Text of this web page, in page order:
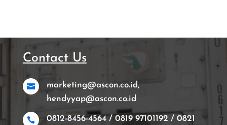
Contact Us

marketing@ascon.co.id,
hendyyap@ascon.co.id

0812-8456-4564 / 0819 97101192 / 0821